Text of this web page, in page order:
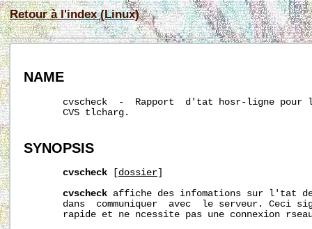
Retour à l'index (Linux)
NAME
cvscheck  -  Rapport  d'tat hosr-ligne pour
       CVS tlcharg.
SYNOPSIS
cvscheck dossier
cvscheck affiche des infomations sur l'tat
dans  communiquer  avec  le serveur. Ceci
rapide et ne ncessite pas une connexion